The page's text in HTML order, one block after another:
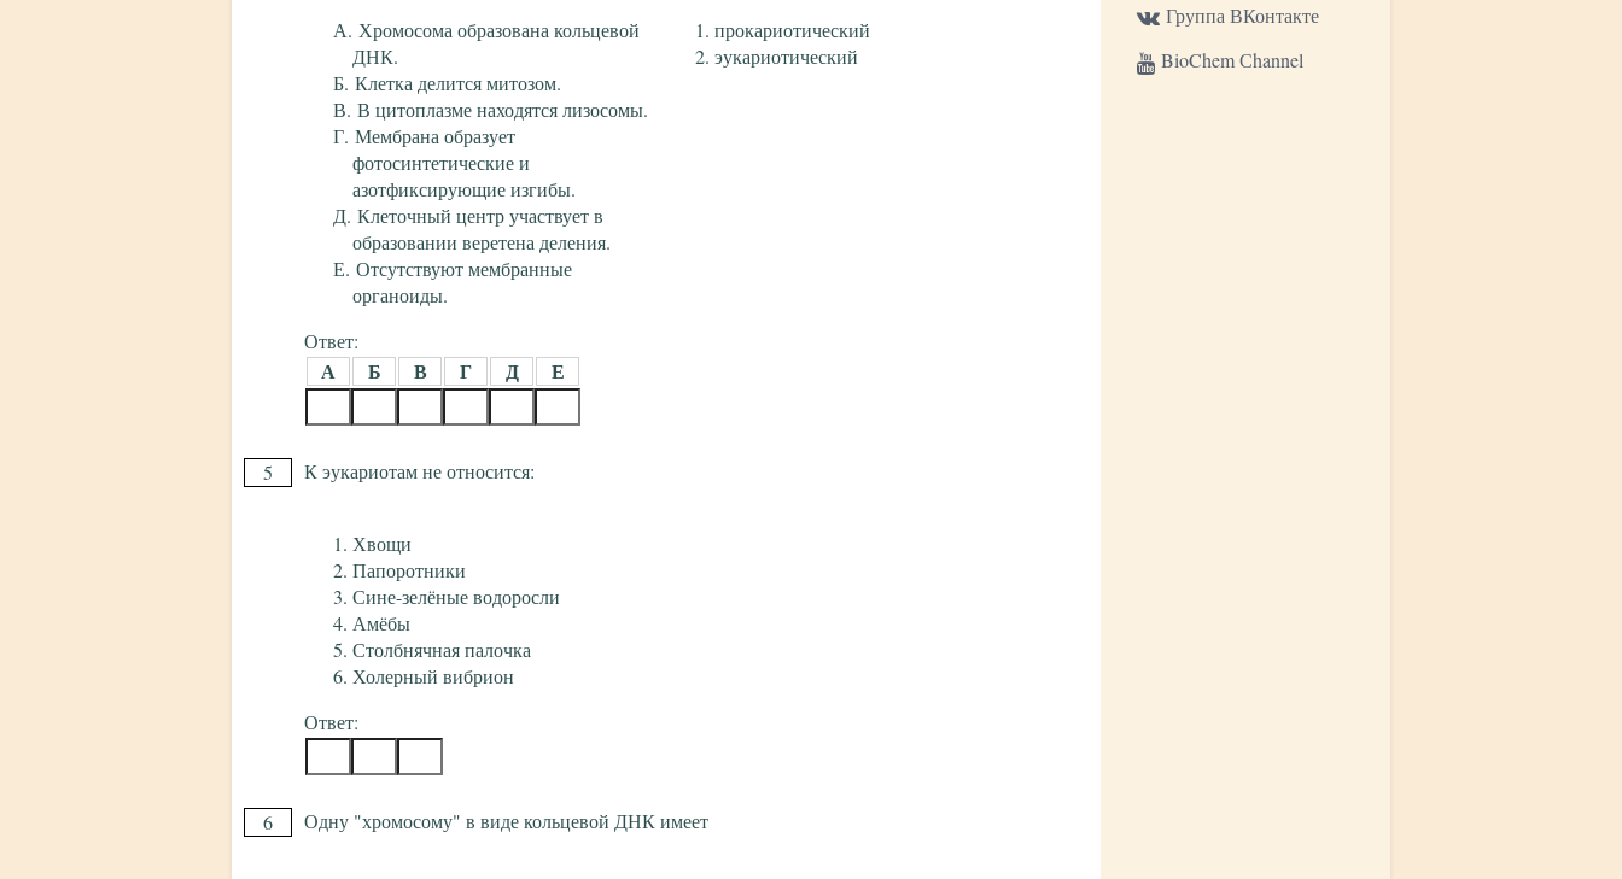
Группа ВКонтакте
BioChem Сhannel
Хромосома образована кольцевой
ДНК.
Клетка делится митозом.
В цитоплазме находятся лизосомы.
Мембрана образует
фотосинтетические и
азотфиксирующие изгибы.
Клеточный центр участвует в
образовании веретена деления.
Отсутствуют мембранные
органоиды.
прокариотический
эукариотический
Ответ:
А Б В Г Д Е
5 К эукариотам не относится:
Хвощи
Папоротники
Сине-зелёные водоросли
Амёбы
Столбнячная палочка
Холерный вибрион
Ответ:
6 Одну "хромосому" в виде кольцевой ДНК имеет